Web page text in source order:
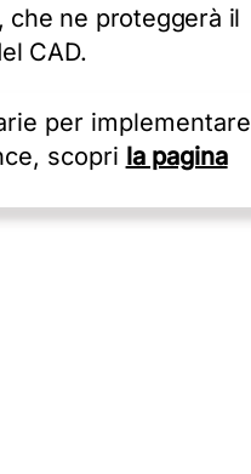
che ne proteggerà il
CAD.
per implementare
scopri la pagina